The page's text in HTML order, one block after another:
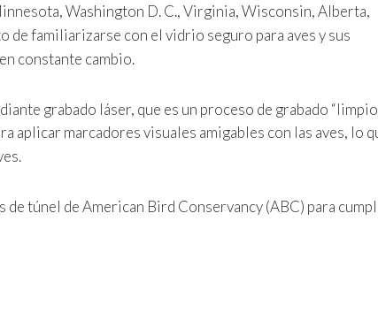
Washington D. C., Virginia, Wisconsin, Alberta,
de familiarizarse con el vidrio seguro para aves y sus
constante cambio.
grabado láser, que es un proceso de grabado
aplicar marcadores visuales amigables con las aves, lo
de túnel de American Bird Conservancy (ABC) para